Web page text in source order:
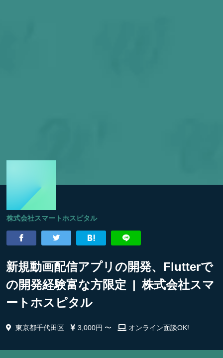
株式会社スマートホスピタル
新規動画配信アプリの開発、Flutterで
の開発経験富な方限定 | 株式会社スマ
ートホスピタル
東京都千代田区 3,000円 〜 オンライン面談OK!